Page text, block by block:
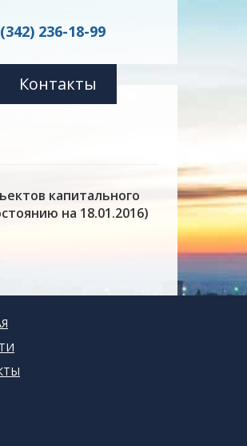
236-18-99
Контакты
капитального
на 18.01.2016)